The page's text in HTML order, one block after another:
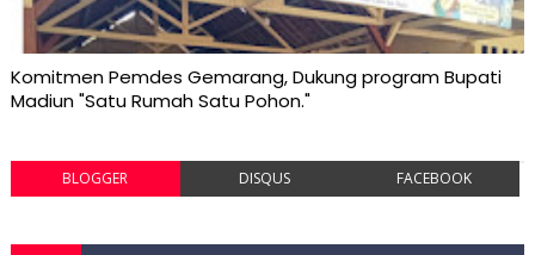
Komitmen Pemdes Gemarang, Dukung program Bupati
Madiun "Satu Rumah Satu Pohon."
BLOGGER DISQUS FACEBOOK